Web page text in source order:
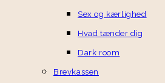
Sex og kærlighed
Hvad tænder dig
Dark room
Brevkassen